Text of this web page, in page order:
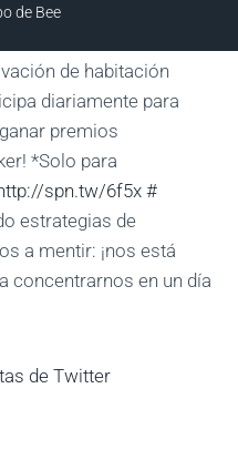
de Bee
de habitación
diariamente para
premios
*Solo para
spn.tw/6f5x#
estrategias de
a mentir: ¡nos está
concentrarnos en un día
de Twitter